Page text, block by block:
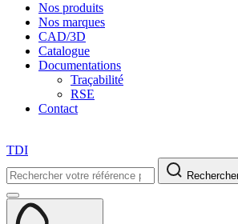
Nos produits
Nos marques
CAD/3D
Catalogue
Documentations
Traçabilité
RSE
Contact
TDI